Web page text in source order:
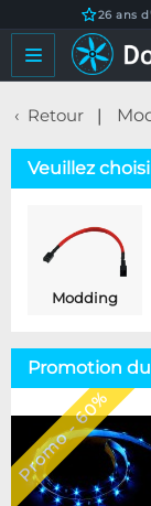
26 ans
Retour
Veuillez
Modding
Promotion
Promo - 60%